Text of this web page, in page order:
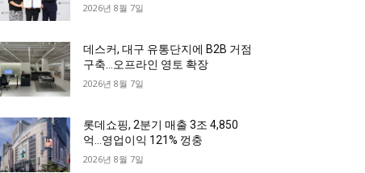
2026년 8월 7일
데스커, 대구 유통단지에 B2B 거점
구축…오프라인 영토 확장
2026년 8월 7일
롯데쇼핑, 2분기 매출 3조 4,850
억…영업이익 121% 껑충
2026년 8월 7일